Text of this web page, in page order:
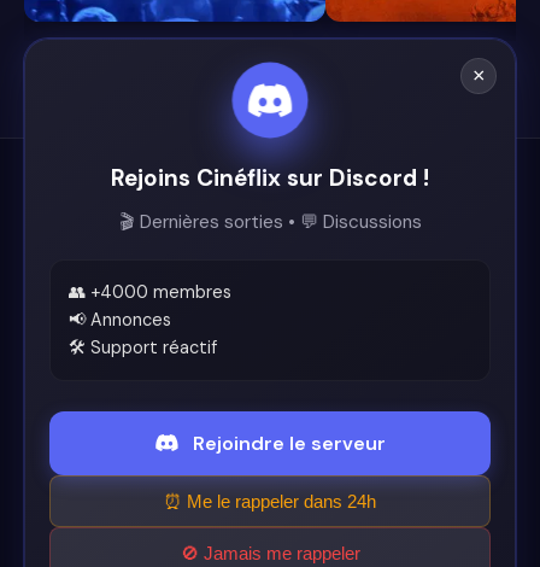
Cinéflix
Support
Conditions d'utilisation
© 2026 Cinéflix. Tous droits réservés.
×
Rejoins Cinéflix sur Discord !
🎬 Dernières sorties • 💬 Discussions
👥 +4000 membres
📢 Annonces
🛠️ Support réactif
Rejoindre le serveur
⏰ Me le rappeler dans 24h
🚫 Jamais me rappeler